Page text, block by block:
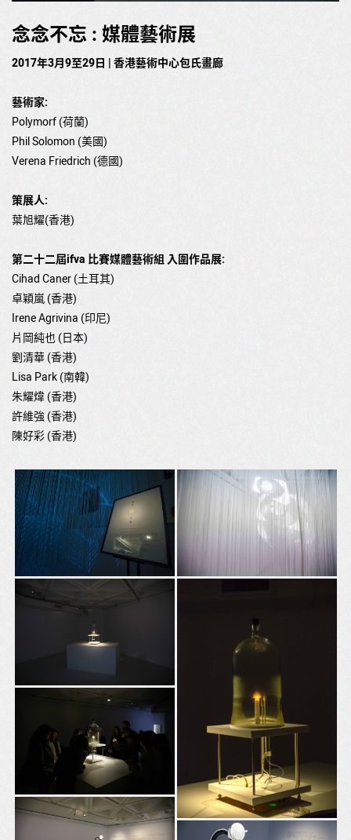
念念不忘 : 媒體藝術展
2017年3月9至29日 | 香港藝術中心包氏畫廊
藝術家:
Polymorf (荷蘭)
Phil Solomon (美國)
Verena Friedrich (德國)
策展人:
葉旭耀(香港)
第二十二屆ifva 比賽媒體藝術組 入圍作品展:
Cihad Caner (土耳其)
卓穎嵐 (香港)
Irene Agrivina (印尼)
片岡純也 (日本)
劉清華 (香港)
Lisa Park (南韓)
朱耀煒 (香港)
許維強 (香港)
陳好彩 (香港)